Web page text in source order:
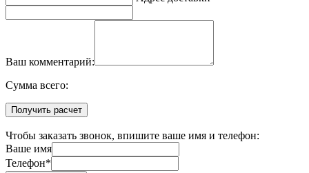
Ваш комментарий:
Cумма всего:
Получить расчет
Чтобы заказать звонок, впишите ваше имя и телефон:
Ваше имя
Телефон*